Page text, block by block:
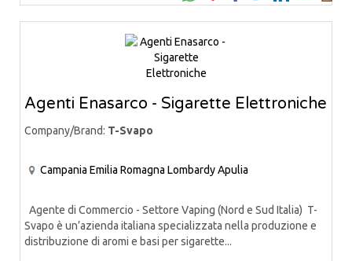
Agenti Enasarco - Sigarette Elettroniche
Company/Brand: T-Svapo
Campania Emilia Romagna LombardyApulia
Agente di Commercio - Settore Vaping (Nord e Sud Italia) T-
Svapo è un’azienda italiana specializzata nella produzione e
distribuzione di aromi e basi per sigarette...